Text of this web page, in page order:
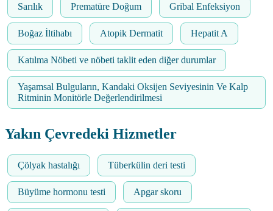
Sarılık Prematüre Doğum Gribal Enfeksiyon
Boğaz İltihabı Atopik Dermatit Hepatit A
Katılma Nöbeti ve nöbeti taklit eden diğer durumlar
Yaşamsal Bulguların, Kandaki Oksijen Seviyesinin Ve Kalp
Ritminin Monitörle Değerlendirilmesi
Yakın Çevredeki Hizmetler
Çölyak hastalığı Tüberkülin deri testi
Büyüme hormonu testi Apgar skoru